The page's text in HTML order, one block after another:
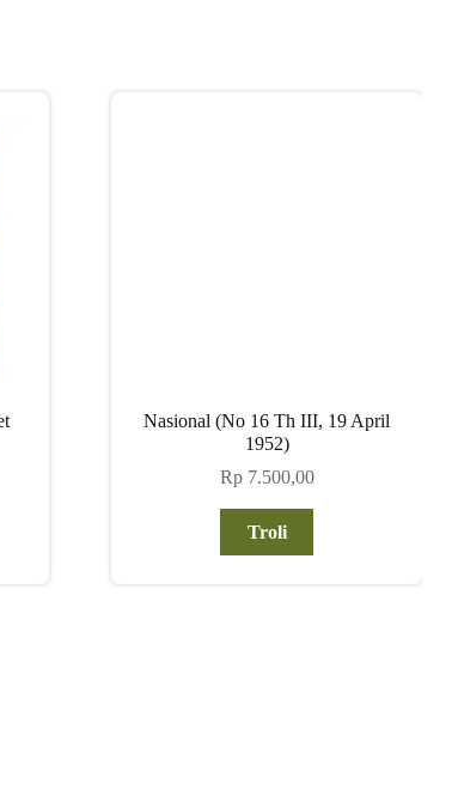
Nasional (No 16 Th III, 19 April
1952)
Rp7.500,00
Troli